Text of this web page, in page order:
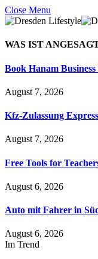
Close Menu
WAS IST
Book Hanam
August 7, 2026
Kfz-Zulassung
August 7, 2026
Free Tools for
August 6, 2026
Auto mit Fahrer in
August 6, 2026
Im Trend